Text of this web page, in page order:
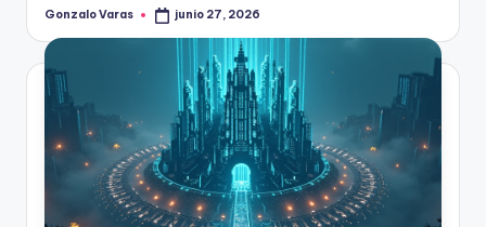
Publicado
Gonzalo Varas junio 27, 2026